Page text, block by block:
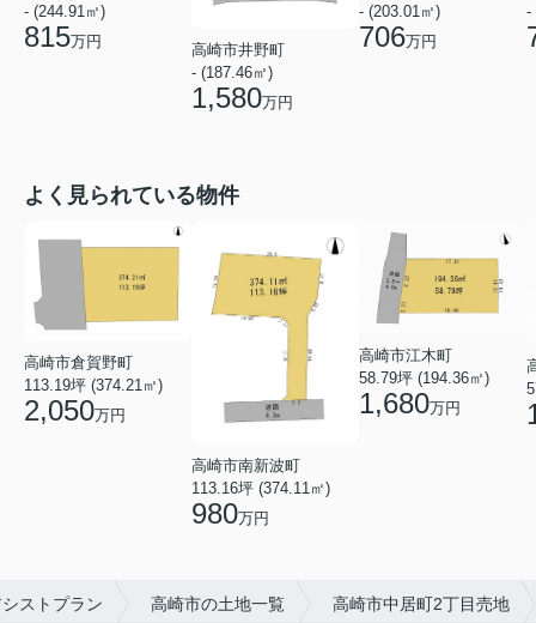
- (244.91㎡)
815万円
高崎市井野町
- (187.46㎡)
1,580万円
- (203.01㎡)
706万円
-
よく見られている物件
高崎市倉賀野町
113.19坪 (374.21㎡)
2,050万円
高崎市南新波町
113.16坪 (374.11㎡)
980万円
高崎市江木町
58.79坪 (194.36㎡)
1,680万円
ストプラン 高崎市の土地一覧 高崎市中居町2丁目売地